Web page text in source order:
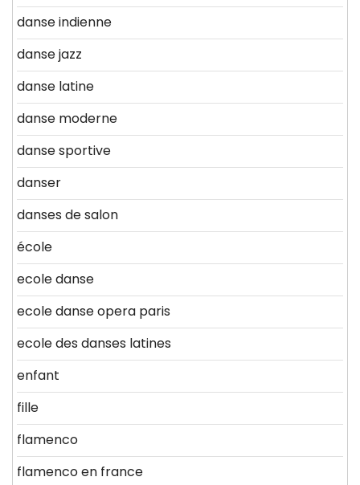
danse indienne
danse jazz
danse latine
danse moderne
danse sportive
danser
danses de salon
école
ecole danse
ecole danse opera paris
ecole des danses latines
enfant
fille
flamenco
flamenco en france